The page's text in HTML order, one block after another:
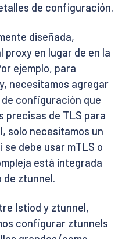
de configuración.
diseñada,
proxy en lugar de en la
ejemplo, para
necesitamos agregar
configuración que
precisas de TLS para
solo necesitamos un
debe usar mTLS o
está integrada
de ztunnel.
Istiod y ztunnel,
configurar ztunnels